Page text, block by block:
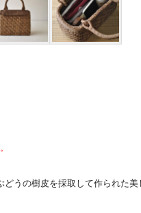
うの樹皮を採取して作られた美